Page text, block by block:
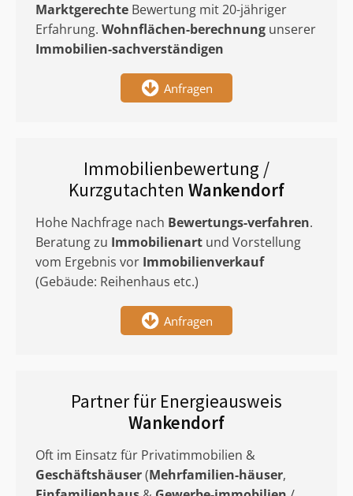
Marktgerechte Bewertung mit 20-jähriger
Erfahrung. Wohnflächen-berechnung unserer
Immobilien-sachverständigen
Anfragen
Immobilienbewertung /
Kurzgutachten Wankendorf
Hohe Nachfrage nach Bewertungs-verfahren.
Beratung zu Immobilienart und Vorstellung
vom Ergebnis vor Immobilienverkauf
(Gebäude: Reihenhaus etc.)
Anfragen
Partner für Energieausweis
Wankendorf
Oft im Einsatz für Privatimmobilien &
Geschäftshäuser(Mehrfamilien-häuser,